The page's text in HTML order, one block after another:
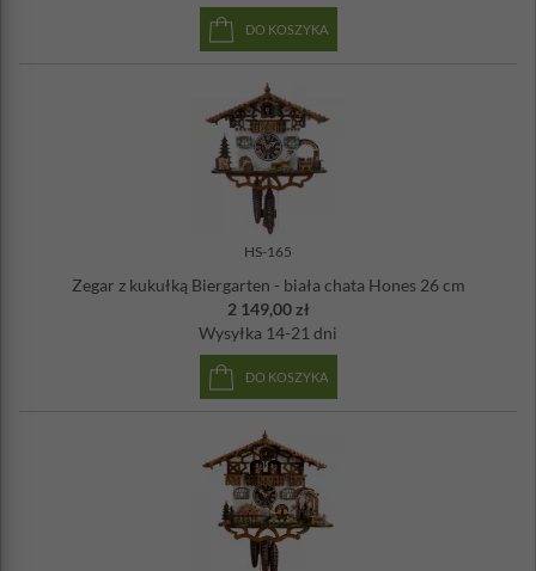
DO KOSZYKA
HS-165
Zegar z kukułką Biergarten - biała chata Hones 26 cm
2 149,00 zł
Wysyłka 14-21 dni
DO KOSZYKA